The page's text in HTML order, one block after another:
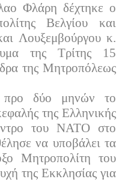
Φλάρη δέχτηκε ο
Βελγίου και
Λουξεμβούργου κ.
της Τρίτης 15
της Μητροπόλεως
προ δύο μηνών το
της Ελληνικής
του ΝΑΤΟ στο
να υποβάλει τα
Μητροπολίτη του
της Εκκλησίας για